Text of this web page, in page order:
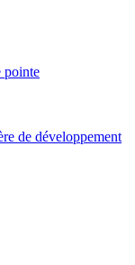
pointe
de développement